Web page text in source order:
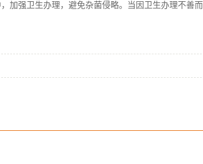
加强卫生办理，避免杂菌侵略。当因卫生办理不善而